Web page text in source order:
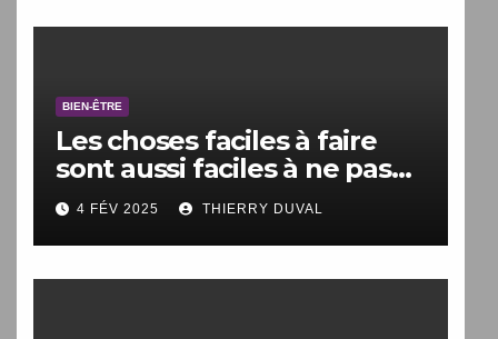
BIEN-ÊTRE
Les choses faciles à faire
sont aussi faciles à ne pas
faire.
4 FÉV 2025 THIERRY DUVAL